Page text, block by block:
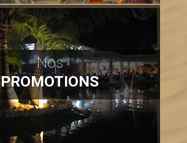
Nos
PROMOTIONS